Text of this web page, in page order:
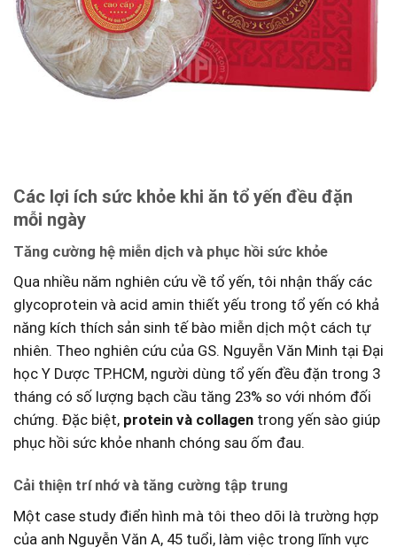
Các ‌lợi​ ích sức khỏe khi ăn tổ‌ yến‍ đều đặn
mỗi ngày
Tăng cường hệ miễn dịch và phục⁤ hồi sức khỏe
Qua nhiều năm nghiên cứu về‌ tổ yến, tôi nhận thấy các
glycoprotein và acid amin thiết ⁣yếu ⁣trong tổ yến⁤ có khả
năng ‌kích⁤ thích sản sinh tế bào miễn dịch‌ một cách​ tự
nhiên. Theo nghiên cứu của GS. Nguyễn Văn‌ Minh tại Đại
​học Y Dược ⁤TP.HCM, người dùng tổ yến đều đặn trong 3
tháng có số lượng⁣ bạch cầu tăng 23% so với nhóm ‌đối
chứng. Đặc⁤ biệt, protein và collagen trong yến‍ sào giúp
phục hồi sức ⁤khỏe ‍nhanh chóng sau‍ ốm đau.
Cải thiện trí nhớ và‍ tăng cường tập ⁣trung
Một case study điển hình mà tôi‍ theo dõi là​ trường hợp‍
của anh Nguyễn​ Văn A, 45⁤ tuổi, làm việc trong lĩnh vực